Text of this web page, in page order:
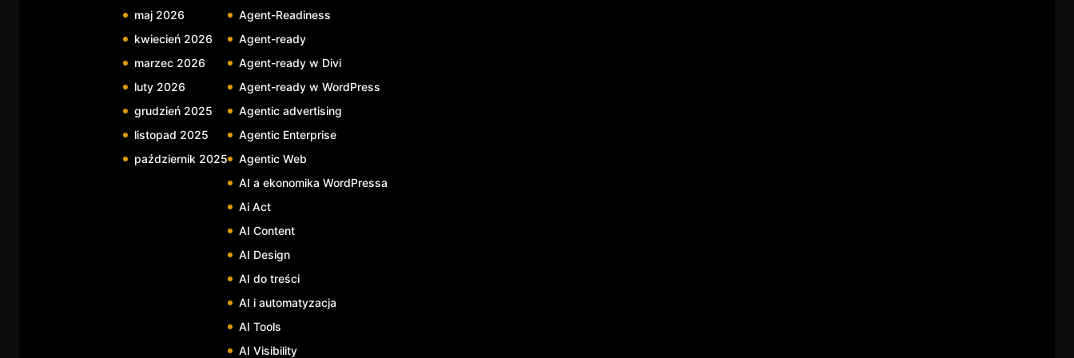
maj 2026
kwiecień 2026
marzec 2026
luty 2026
grudzień 2025
listopad 2025
październik 2025
Agent-Readiness
Agent-ready
Agent-ready w Divi
Agent-ready w WordPress
Agentic advertising
Agentic Enterprise
Agentic Web
AI a ekonomika WordPressa
Ai Act
AI Content
AI Design
AI do treści
AI i automatyzacja
AI Tools
AI Visibility